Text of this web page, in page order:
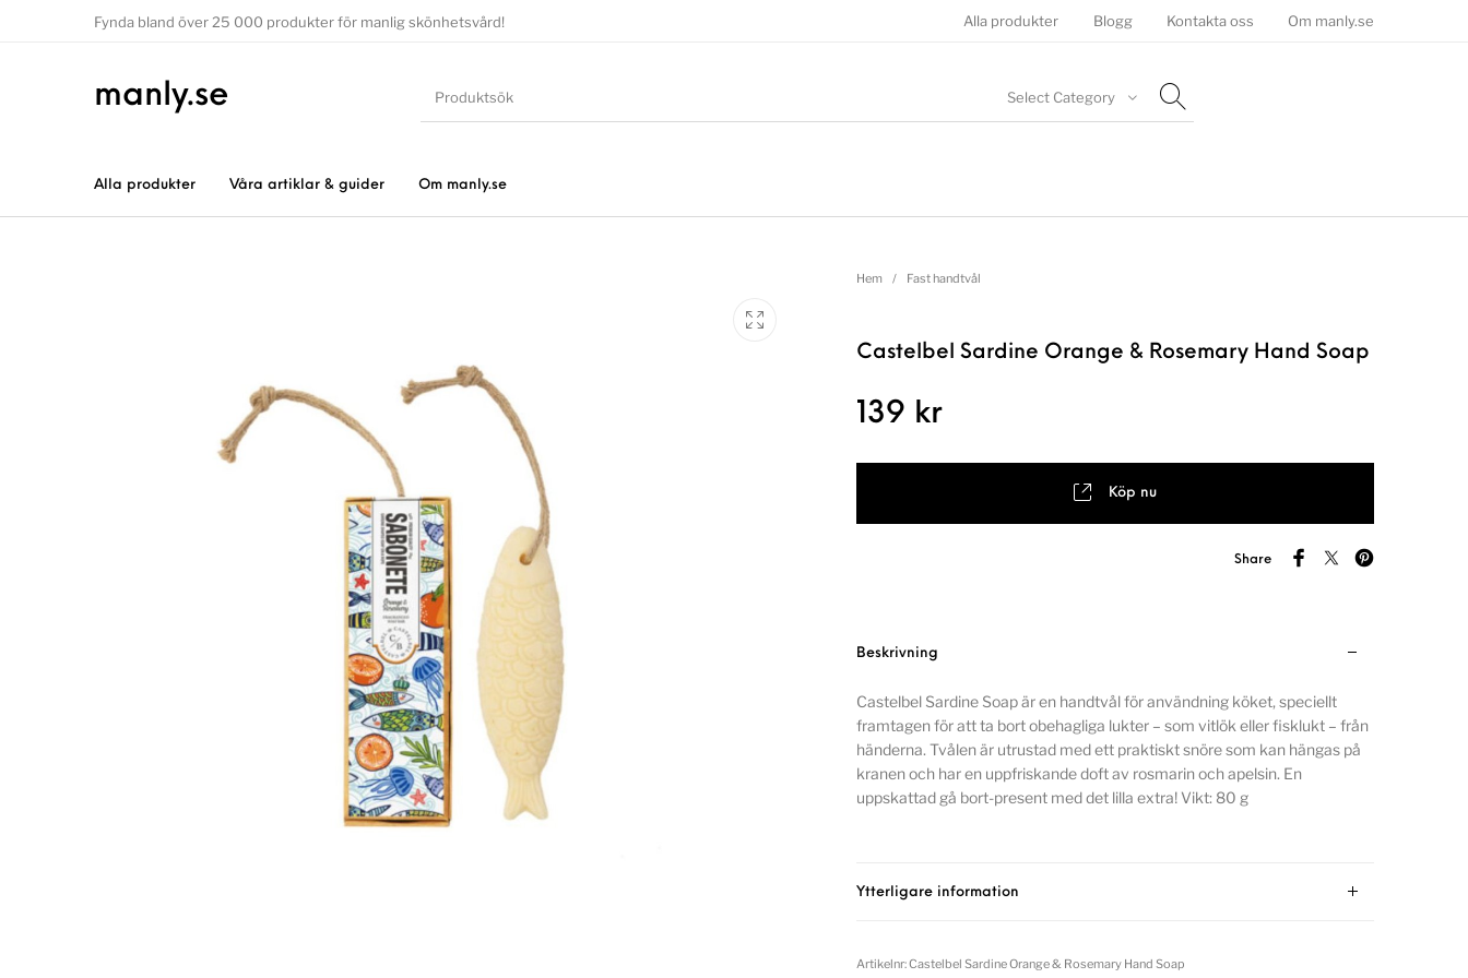
Fynda bland över 25 000 produkter för manlig skönhetsvård! Alla produkter Blogg Kontakta oss Om manly.se
manly.se Select Category
Alla produkter Våra artiklar & guider Om manly.se
Hem / Fast handtvål
Castelbel Sardine Orange & Rosemary Hand Soap
139 kr
Köp nu
Share
Beskrivning
Castelbel Sardine Soap är en handtvål för användning köket, speciellt
framtagen för att ta bort obehagliga lukter – som vitlök eller fisklukt – från
händerna. Tvålen är utrustad med ett praktiskt snöre som kan hängas på
kranen och har en uppfriskande doft av rosmarin och apelsin. En
uppskattad gå bort-present med det lilla extra! Vikt: 80 g
Ytterligare information
Artikelnr:Castelbel Sardine Orange & Rosemary Hand Soap